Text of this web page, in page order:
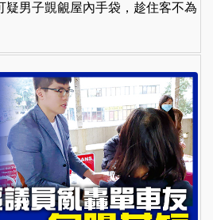
疑男子覬覦屋內手袋，趁住客不為